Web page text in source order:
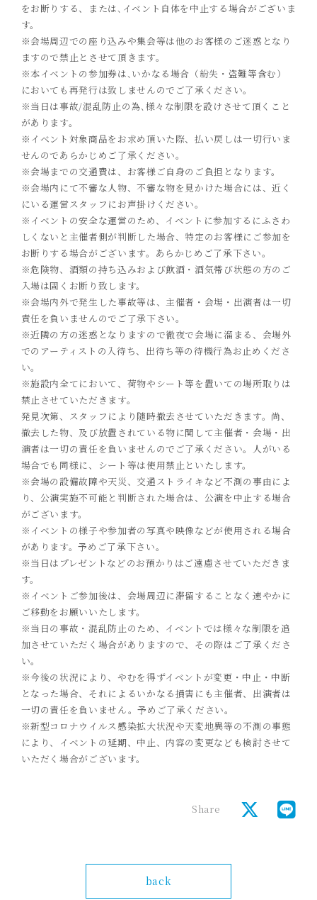
をお断りする、または､イベント自体を中止する場合がございま
す。
※会場周辺での座り込みや集会等は他のお客様のご迷惑となり
ますので禁止とさせて頂きます。
※本イベントの参加券は､いかなる場合（紛失・盗難等含む）
においても再発行は致しませんのでご了承ください。
※当日は事故/混乱防止の為､様々な制限を設けさせて頂くこと
があります。
※イベント対象商品をお求め頂いた際、払い戻しは一切行いま
せんのであらかじめご了承ください。
※会場までの交通費は、お客様ご自身のご負担となります。
※会場内にて不審な人物、不審な物を見かけた場合には、近く
にいる運営スタッフにお声掛けください。
※イベントの安全な運営のため、イベントに参加するにふさわ
しくないと主催者側が判断した場合、特定のお客様にご参加を
お断りする場合がございます。あらかじめご了承下さい。
※危険物、酒類の持ち込みおよび飲酒・酒気帯び状態の方のご
入場は固くお断り致します。
※会場内外で発生した事故等は、主催者・会場・出演者は一切
責任を負いませんのでご了承下さい。
※近隣の方の迷惑となりますので徹夜で会場に溜まる、会場外
でのアーティストの入待ち、出待ち等の待機行為お止めくださ
い。
※施設内全てにおいて、荷物やシート等を置いての場所取りは
禁止させていただきます。
発見次第、スタッフにより随時撤去させていただきます。尚、
撤去した物、及び放置されている物に関して主催者・会場・出
演者は一切の責任を負いませんのでご了承ください。人がいる
場合でも同様に、シート等は使用禁止といたします。
※会場の設備故障や天災、交通ストライキなど不測の事由によ
り、公演実施不可能と判断された場合は、公演を中止する場合
がございます。
※イベントの様子や参加者の写真や映像などが使用される場合
があります。予めご了承下さい。
※当日はプレゼントなどのお預かりはご遠慮させていただきま
す。
※イベントご参加後は、会場周辺に滞留することなく速やかに
ご移動をお願いいたします。
※当日の事故・混乱防止のため、イベントでは様々な制限を追
加させていただく場合がありますので、その際はご了承くださ
い。
※今後の状況により、やむを得ずイベントが変更・中止・中断
となった場合、それによるいかなる損害にも主催者、出演者は
一切の責任を負いません。予めご了承ください。
※新型コロナウイルス感染拡大状況や天変地異等の不測の事態
により、イベントの延期、中止、内容の変更なども検討させて
いただく場合がございます。
Share
back